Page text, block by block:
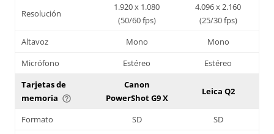
Resolución
1.920 x 1.080
(50/60 fps)
4.096 x 2.160
(25/30 fps)
Altavoz
Mono
Mono
Micrófono
Estéreo
Estéreo
Tarjetas de
memoria help_outline
Canon
PowerShot G9 X
Leica Q2
Formato SD
SD